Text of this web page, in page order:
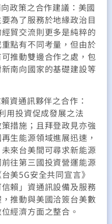
政策之合作建議：美國
為了服務於地緣政治目
貿交流則更多是純粹的
點有不同考量，但由於
推動雙邊合作之處，包
南向國家的基礎建設等
資通訊夥伴之合作：
用投資促成發展之法
措施；且拜登政見亦強
生能源領域進展迅速，
來台美間可尋求新能源
往第三國投資營運能源
美5G安全共同宣言》
賴」資通訊設備及服務
推動與美國洽簽台美數
經濟方面之整合。